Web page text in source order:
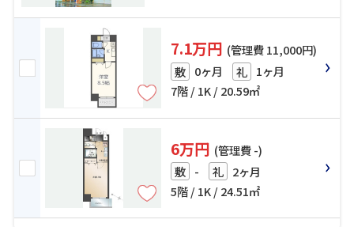
7.1万円 (管理費 11,000円)
敷 0ヶ月 礼 1ヶ月
7階 / 1K / 20.59㎡
6万円 (管理費 -)
敷 - 礼 2ヶ月
5階 / 1K / 24.51㎡